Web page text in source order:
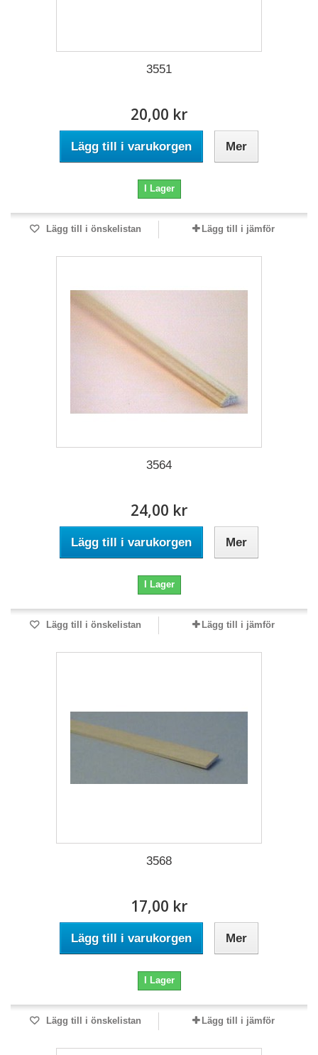
3551
20,00 kr
Lägg till i varukorgen Mer
I Lager
Lägg till i önskelistan Lägg till i jämför
3564
24,00 kr
Lägg till i varukorgen Mer
I Lager
Lägg till i önskelistan Lägg till i jämför
3568
17,00 kr
Lägg till i varukorgen Mer
I Lager
Lägg till i önskelistan Lägg till i jämför